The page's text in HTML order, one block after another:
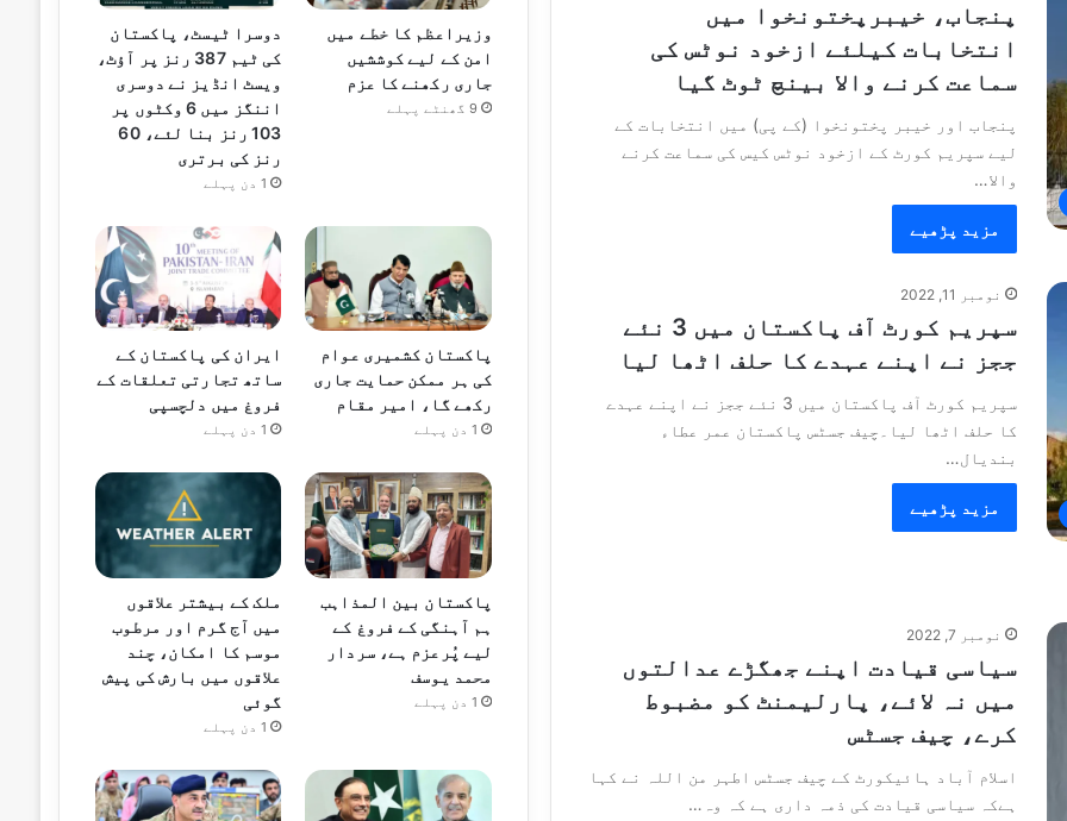
پنجاب، خیبرپختونخوا میں
انتخابات کیلئے ازخود نوٹس کی
سماعت کرنے والا بینچ ٹوٹ گیا
پنجاب اور خیبر پختونخوا (کے پی) میں انتخابات کے
لیے سپریم کورٹ کے ازخود نوٹس کیس کی سماعت کرنے
والا…
مزید پڑھیے
نومبر 11, 2022
سپریم کورٹ آف پاکستان میں 3 نئے
ججز نے اپنے عہدے کا حلف اٹھا لیا
سپریم کورٹ آف پاکستان میں 3 نئے ججز نے اپنے عہدے
کا حلف اٹھا لیا۔چیف جسٹس پاکستان عمر عطاء
بندیال…
مزید پڑھیے
نومبر 7, 2022
سیاسی قیادت اپنے جھگڑے عدالتوں
میں نہ لائے، پارلیمنٹ کو مضبوط
کرے، چیف جسٹس
اسلام آباد ہائیکورٹ کے چیف جسٹس اطہر من اللہ نے کہا
ہےکہ سیاسی قیادت کی ذمہ داری ہے کہ وہ…
وزیراعظم کا خطے میں
امن کے لیے کوششیں
جاری رکھنے کا عزم
9 گھنٹے پہلے
دوسرا ٹیسٹ، پاکستان
کی ٹیم 387 رنز پر آؤٹ،
ویسٹ انڈیز نے دوسری
اننگز میں 6 وکٹوں پر
103 رنز بنا لئے، 60
رنز کی برتری
1 دن پہلے
پاکستان کشمیری عوام
کی ہر ممکن حمایت جاری
رکھے گا، امیر مقام
1 دن پہلے
ایران کی پاکستان کے
ساتھ تجارتی تعلقات کے
فروغ میں دلچسپی
1 دن پہلے
پاکستان بین المذاہب
ہم آہنگی کے فروغ کے
لیے پُرعزم ہے، سردار
محمد یوسف
1 دن پہلے
ملک کے بیشتر علاقوں
میں آج گرم اور مرطوب
موسم کا امکان، چند
علاقوں میں بارش کی پیش
گوئی
1 دن پہلے